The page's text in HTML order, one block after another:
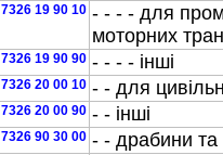
7326 19 90 10 - - - - для
моторних
7326 19 90 90 - - - - iншi
7326 20 00 10 - - для
7326 20 00 90 - - iншi
7326 90 30 00 - - драбини та